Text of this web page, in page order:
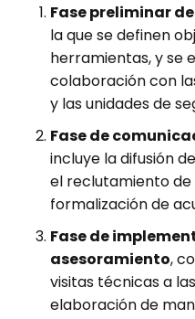
Fase preliminar
la que se definen
herramientas, y se
colaboración con
y las unidades de
Fase de
incluye la difusión
el reclutamiento
formalización de
Fase de
asesoramiento,
visitas técnicas a
elaboración de